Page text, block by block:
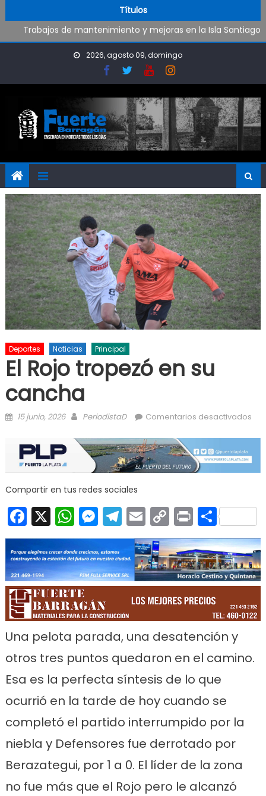
Títulos
Trabajos de mantenimiento y mejoras en la Isla Santiago
Pueblo Nuevo suma boxeo y artes marciales
Al fin Defensores pudo reencontrarse con el triunfo
2026, agosto 09, domingo
Deportes Noticias Principal
El Rojo tropezó en su
cancha
Posted on
15 junio, 2026 Author
PeriodistaD Comentarios desactivados
en
Compartir en tus redes sociales
Facebook
X WhatsApp
Messenger
Telegram
EmailCopy
Link
Print
Una pelota parada, una desatención y
otros tres puntos quedaron en el camino.
Esa es la perfecta síntesis de lo que
ocurrió en la tarde de hoy cuando se
completó el partido interrumpido por la
niebla y Defensores fue derrotado por
Berazategui, por 1 a 0. El líder de la zona
no fue más que el Rojo pero le alcanzó